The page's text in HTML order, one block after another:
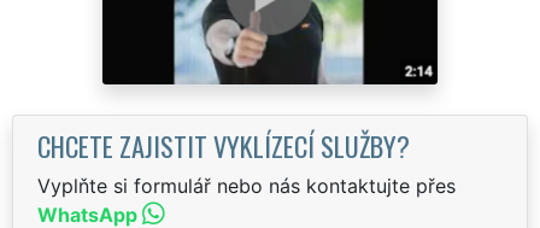
CHCETE ZAJISTIT VYKLÍZECÍ SLUŽBY?
Vyplňte si formulář nebo nás kontaktujte přes
WhatsApp